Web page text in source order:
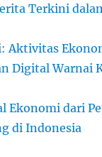
Terkini
Aktivitas
Digital Warnai
Ekonomi dari
di Indonesia